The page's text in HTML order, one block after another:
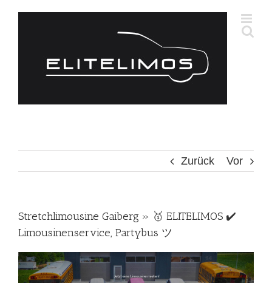
Zurück Vor
Stretchlimousine Gaiberg » 🥇 ELITELIMOS ✔️
Limousinenservice, Partybus ツ